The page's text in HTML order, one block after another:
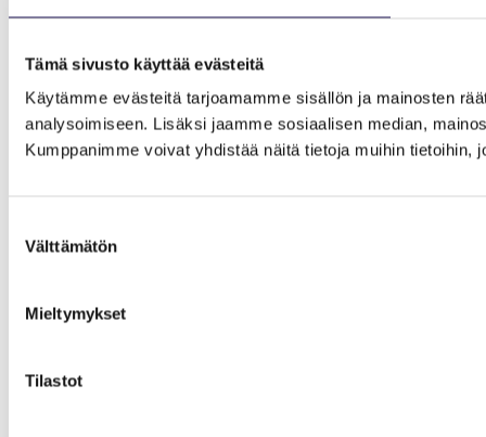
Tämä sivusto käyttää evästeitä
Käytämme evästeitä tarjoamamme sisällön ja mainosten
analysoimiseen. Lisäksi jaamme sosiaalisen median,
Kumppanimme voivat yhdistää näitä tietoja muihin tietoihin,
valinta
Välttämätön
Mieltymykset
Tilastot